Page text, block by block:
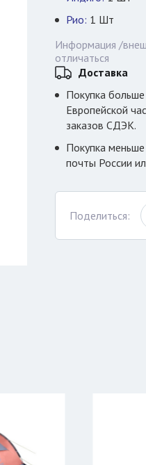
Рио: 1 Шт
Информация /
отличаться
Доставка
Покупка
Европейской
заказов СДЭК.
Покупка
почты России
Поделиться: